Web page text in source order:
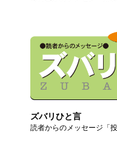
ズバリひと言
読者からのメッセージ「投